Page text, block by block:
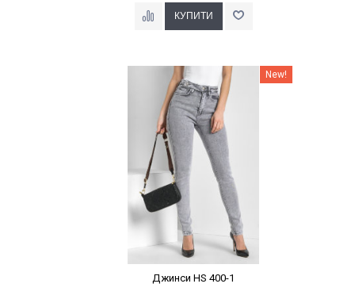
Наклейки Варіант з % New!
Джинси HS 400-1